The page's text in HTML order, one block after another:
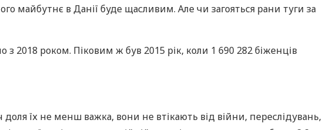
майбутнє в Данії буде щасливим. Але чи загояться рани туги за
з 2018 роком. Піковим ж був 2015 рік, коли 1 690 282 біженців
їх не менш важка, вони не втікають від війни, переслідувань,